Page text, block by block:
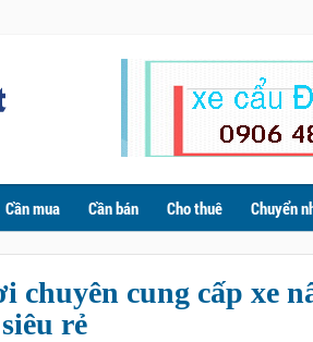
Cần mua Cần bán Cho thuê Chuyển
chuyên cung cấp xe
rẻ